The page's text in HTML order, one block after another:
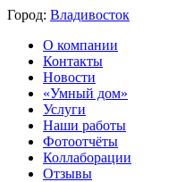
Город: Владивосток
О компании
Контакты
Новости
«Умный дом»
Услуги
Наши работы
Фотоотчёты
Коллаборации
Отзывы